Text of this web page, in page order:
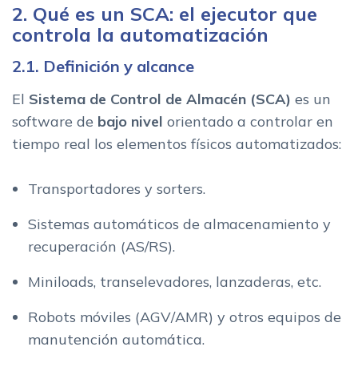
2. Qué es un SCA: el ejecutor que
controla la automatización
2.1. Definición y alcance
El Sistema de Control de Almacén (SCA) es un
software de bajo nivel orientado a controlar en
tiempo real los elementos físicos automatizados:
Transportadores y sorters.
Sistemas automáticos de almacenamiento y
recuperación (AS/RS).
Miniloads, transelevadores, lanzaderas, etc.
Robots móviles (AGV/AMR) y otros equipos de
manutención automática.